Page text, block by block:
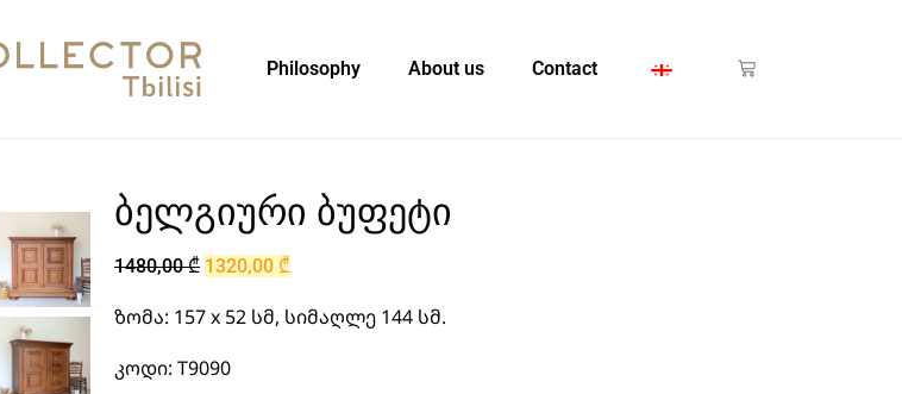
Philosophy About us Contact
ბელგიური ბუფეტი
1480,00₾ 1320,00 ₾
ზომა: 157 x 52 სმ, სიმაღლე 144 სმ.
კოდი: T9090